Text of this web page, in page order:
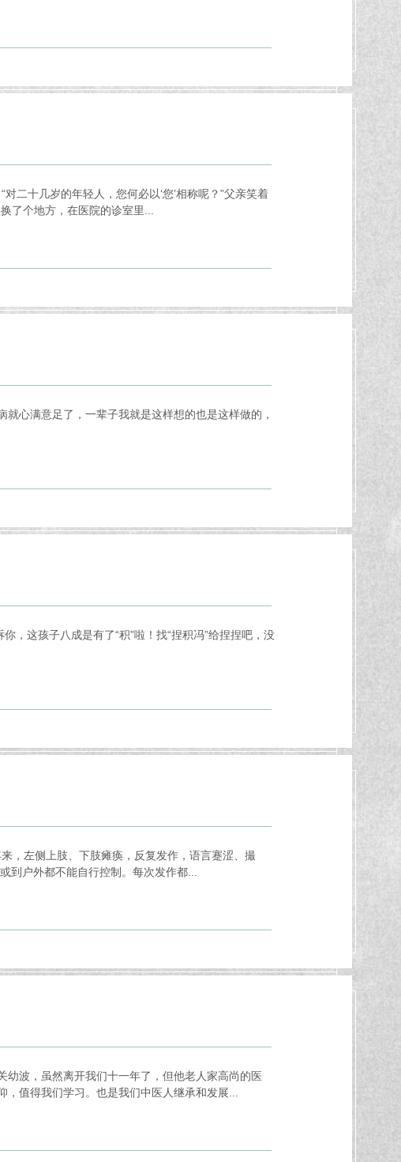
二十几岁的年轻人，您何必以‘您’相称呢？”父亲笑着
了个地方，在医院的诊室里...
心满意足了，一辈子我就是这样想的也是这样做的，
，这孩子八成是有了“积”啦！找“捏积冯”给捏捏吧，没
，左侧上肢、下肢瘫痪，反复发作，语言蹇涩、撮
到户外都不能自行控制。每次发作都...
波，虽然离开我们十一年了，但他老人家高尚的医
值得我们学习。也是我们中医人继承和发展...